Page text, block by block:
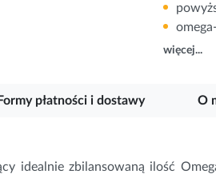
więcej...
idealnie zbilansowaną ilość
Formy płatności i dostawy
O